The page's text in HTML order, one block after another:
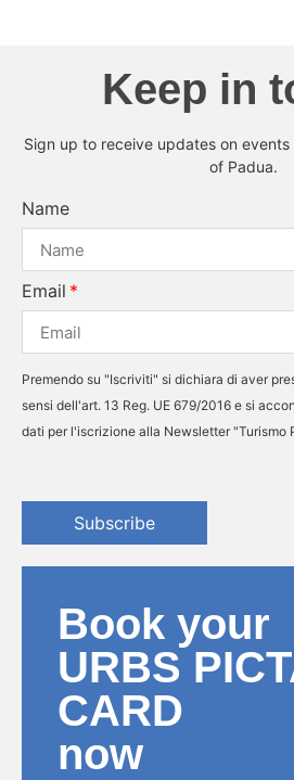
Keep in
Sign up to receive updates on
of Padua.
Name
Email
Premendo su "Iscriviti" si dichiara di aver
sensi dell'art. 13 Reg. UE 679/2016 e si
dati per l'iscrizione alla Newsletter "Turismo
Subscribe
Book your
URBS
CARD
now